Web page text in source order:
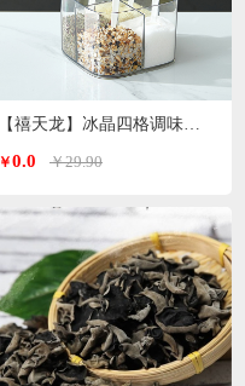
【禧天龙】冰晶四格调味罐H-9972
￥0.0 ￥29.90